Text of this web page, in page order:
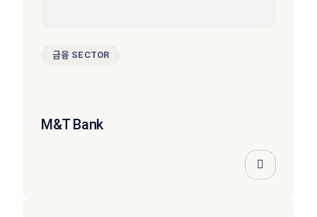
금융 SECTOR
M&T Bank